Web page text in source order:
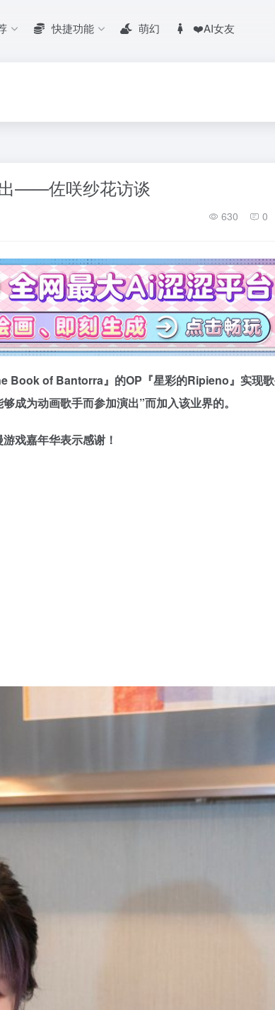
快捷功能 萌幻 ❤️AI女友
出——佐咲纱花访谈
630 0
Book of Bantorra』的OP『星彩的Ripieno』实现
成为动画歌手而参加演出”而加入该业界的。
戏嘉年华表示感谢！